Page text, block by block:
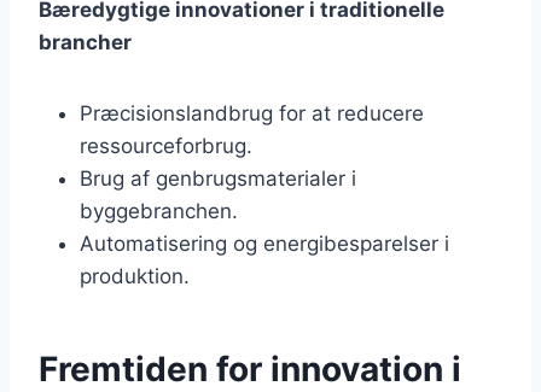
Bæredygtige innovationer i traditionelle
brancher
Præcisionslandbrug for at reducere
ressourceforbrug.
Brug af genbrugsmaterialer i
byggebranchen.
Automatisering og energibesparelser i
produktion.
Fremtiden for innovation i